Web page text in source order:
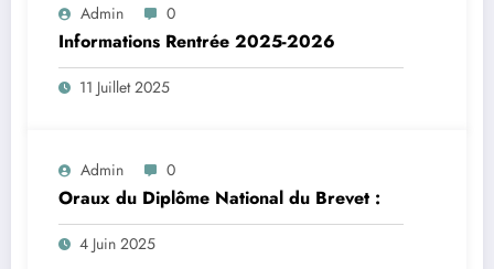
Admin 0
Informations Rentrée 2025-2026
11 Juillet 2025
Admin 0
Oraux du Diplôme National du Brevet :
4 Juin 2025